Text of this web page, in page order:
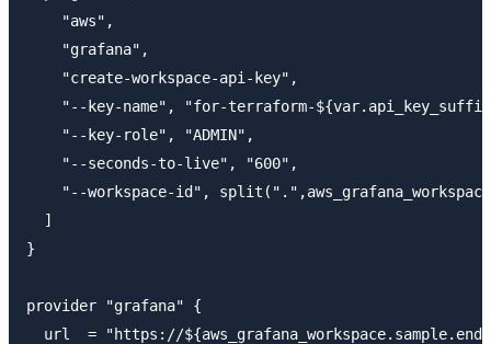
    "aws",
    "grafana",
    "create-workspace-api-key",
"--key-name", "for-terraform-
    "--key-role", "ADMIN",
    "--seconds-to-live", "600",
"--workspace-id",
  ]
}
provider "grafana" {
url  = "https://